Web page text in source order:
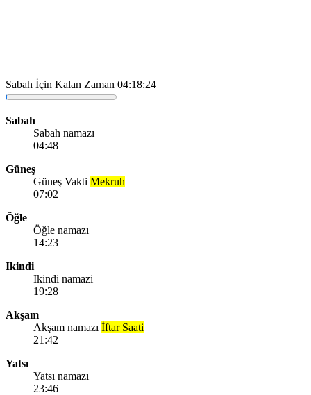
Sabah İçin Kalan Zaman 04:18:24
Sabah
Sabah namazı
04:48
Güneş
Güneş Vakti Mekruh
07:02
Öğle
Öğle namazı
14:23
Ikindi
Ikindi namazi
19:28
Akşam
Akşam namazı İftar Saati
21:42
Yatsı
Yatsı namazı
23:46